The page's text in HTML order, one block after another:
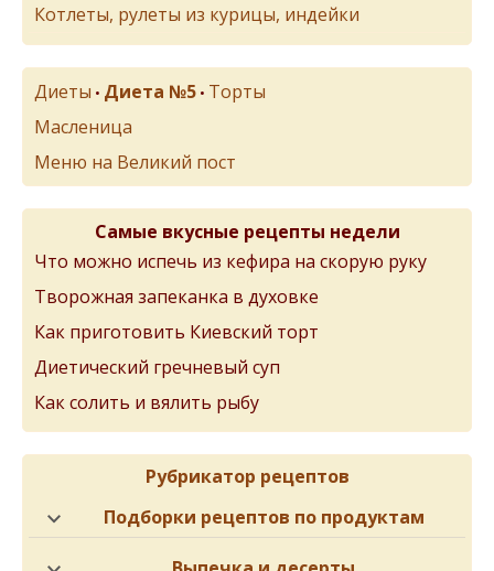
Котлеты, рулеты из курицы, индейки
Диеты • Диета №5 • Торты
Масленица
Меню на Великий пост
Самые вкусные рецепты недели
Что можно испечь из кефира на скорую руку
Творожная запеканка в духовке
Как приготовить Киевский торт
Диетический гречневый суп
Как солить и вялить рыбу
Рубрикатор рецептов
Подборки рецептов по продуктам